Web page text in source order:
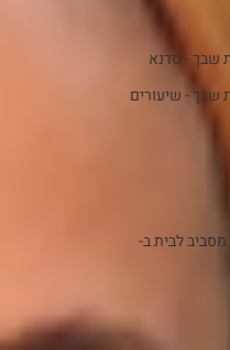
שבך - סדנא
שבך - שיעורים
לבית ב-